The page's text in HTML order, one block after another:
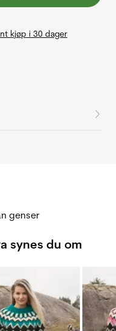
kjøp i 30 dager
genser
synes du om